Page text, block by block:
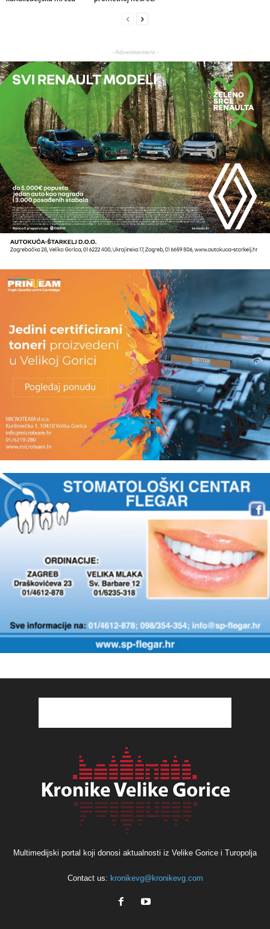
- Advertisement -
Multimedijski portal koji donosi aktualnosti iz Velike Gorice i Turopolja
Contact us: kronikevg@kronikevg.com